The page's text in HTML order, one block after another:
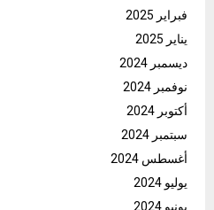
فبراير 2025
يناير 2025
ديسمبر 2024
نوفمبر 2024
أكتوبر 2024
سبتمبر 2024
أغسطس 2024
يوليو 2024
يونيو 2024